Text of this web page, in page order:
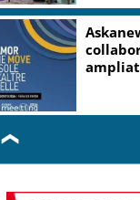
italiani
❮